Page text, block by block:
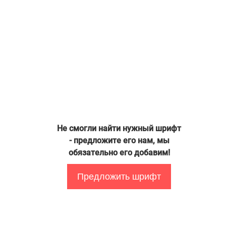
Не смогли найти нужный шрифт
- предложите его нам, мы
обязательно его добавим!
Предложить шрифт